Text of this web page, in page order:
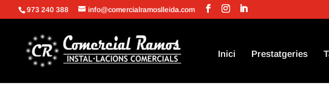
973 240 388 info@comercialramoslleida.com
Inici Prestatgeries